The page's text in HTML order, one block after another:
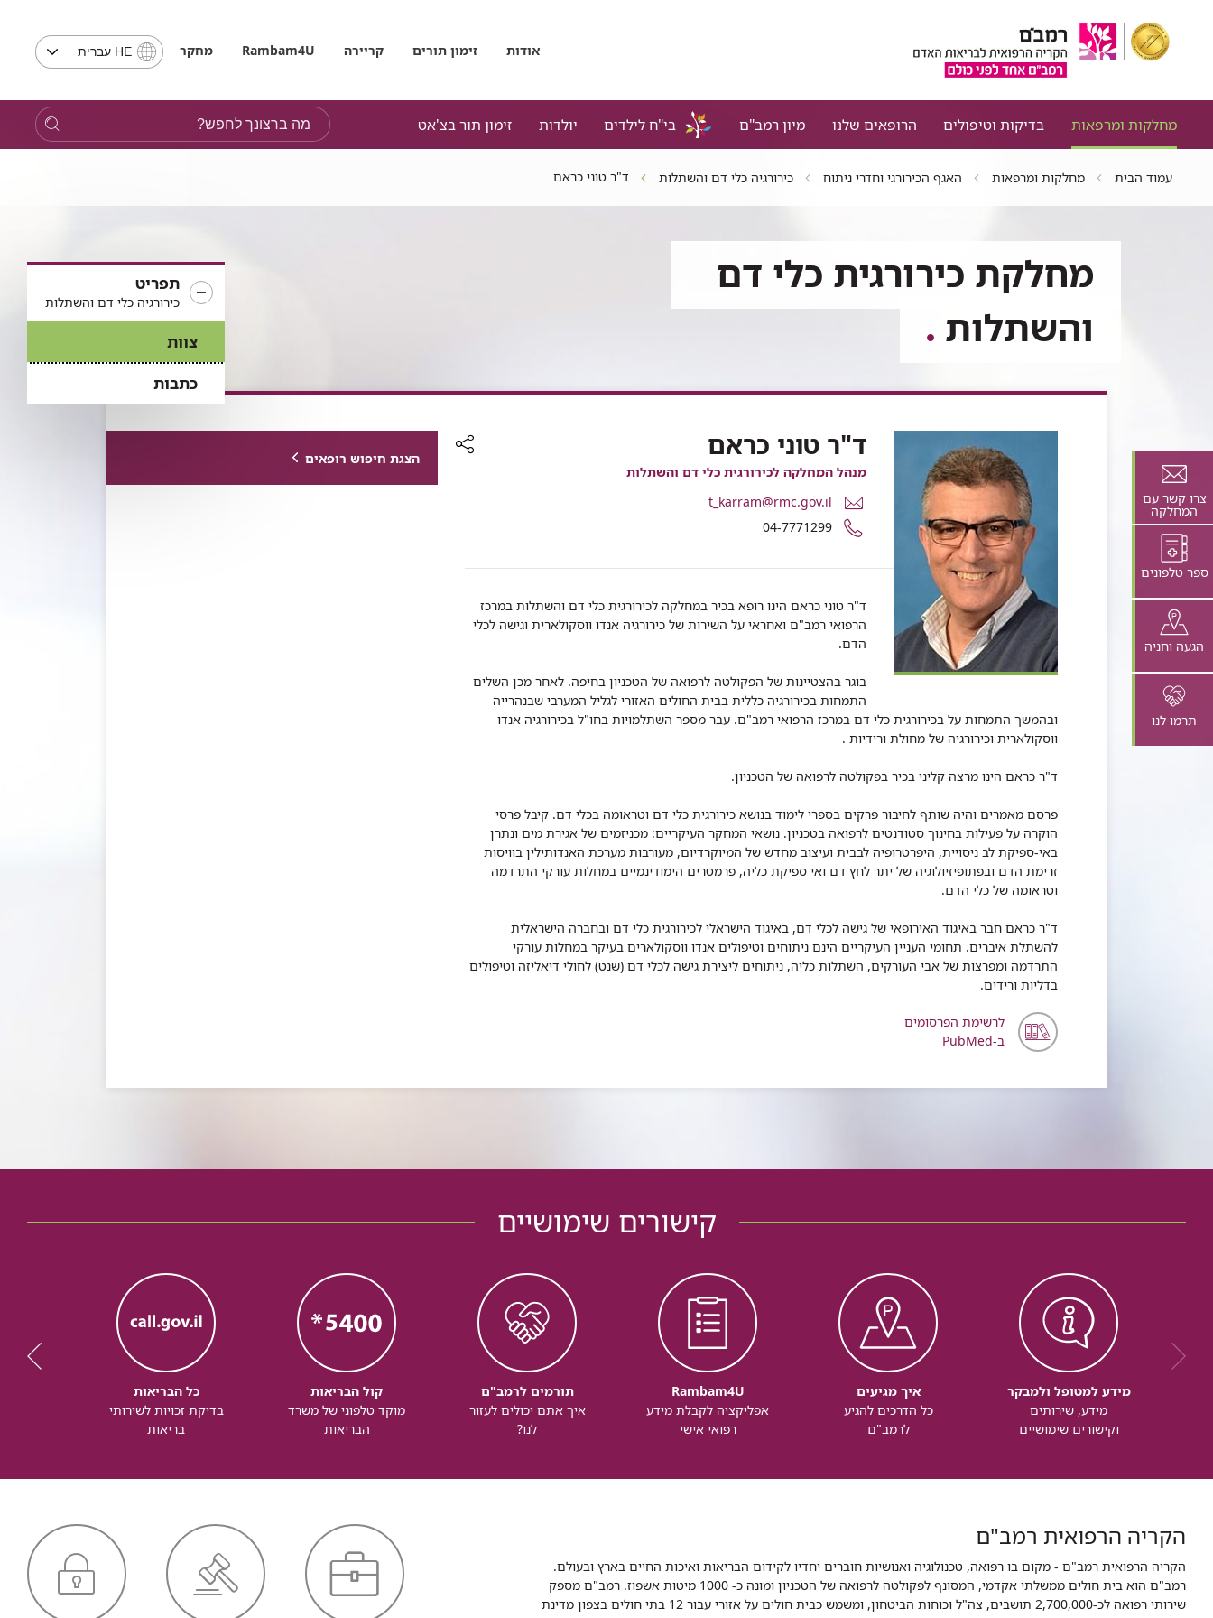
אודות זימון תורים קריירה Rambam4U מחקר
בחירת
שים
לב,
בבחירת
לאתר
HE עברית
מחלקות ומרפאות בדיקות וטיפולים הרופאים שלנו מיון רמב"ם בי"ח לילדים יולדות זימון תור בצ'אט
מה
ברצונך
לחפש?
צרו קשר עם
המחלקה
ספר טלפונים
הגעה וחניה
תרמו לנו
עמוד הבית מחלקות ומרפאות האגף הכירורגי וחדרי ניתוח כירורגיה כלי דם והשתלות ד"ר טוני כראם
תפריט
כירורגיה כלי דם והשתלות
צוות
כתבות
מחלקת כירורגית כלי דם
והשתלות
ד"ר טוני כראם
מנהל המחלקה לכירורגית כלי דם והשתלות
דואר
אלקטרוני
ד"ר
t_karram@rmc.gov.il
מספר
טוני
כראם
04-7771299
ד"ר טוני כראם הינו רופא בכיר במחלקה לכירורגית כלי דם והשתלות במרכז
הרפואי רמב"ם ואחראי על השירות של כירורגיה אנדו ווסקולארית וגישה לכלי
הדם.
בוגר בהצטיינות של הפקולטה לרפואה של הטכניון בחיפה. לאחר מכן השלים
התמחות בכירורגיה כללית בבית החולים האזורי לגליל המערבי שבנהרייה
ובהמשך התמחות על בכירורגית כלי דם במרכז הרפואי רמב"ם. עבר מספר השתלמויות בחו"ל בכירורגיה אנדו
ווסקולארית וכירורגיה של מחולת ורידיות .
ד"ר כראם הינו מרצה קליני בכיר בפקולטה לרפואה של הטכניון.
פרסם מאמרים והיה שותף לחיבור פרקים בספרי לימוד בנושא כירורגית כלי דם וטראומה בכלי דם. קיבל פרסי
הוקרה על פעילות בחינוך סטודנטים לרפואה בטכניון. נושאי המחקר העיקריים: מכניזמים של אגירת מים ונתרן
באי-ספיקת לב ניסויית, היפרטרופיה לבבית ועיצוב מחדש של המיוקרדיום, מעורבות מערכת האנדותילין בוויסות
זרימת הדם ובפתופיזיולוגיה של יתר לחץ דם ואי ספיקת כליה, פרמטרים הימודינמיים במחלות עורקי התרדמה
וטראומה של כלי הדם.
ד"ר כראם חבר באיגוד האירופאי של גישה לכלי דם, באיגוד הישראלי לכירורגית כלי דם ובחברה הישראלית
להשתלת איברים. תחומי העניין העיקריים הינם ניתוחים וטיפולים אנדו ווסקולארים בעיקר במחלות עורקי
התרדמה ומפרצות של אבי העורקים, השתלות כליה, ניתוחים ליצירת גישה לכלי דם (שנט) לחולי דיאליזה וטיפולים
בדליות ורידים.
לרשימת הפרסומים
ב-PubMed
הצגת חיפוש רופאים
קישורים שימושיים
מידע למטופל ולמבקר
מידע, שירותים
וקישורים שימושיים
איך מגיעים
כל הדרכים להגיע
לרמב"ם
Rambam4U
אפליקציה לקבלת מידע
רפואי אישי
תורמים לרמב"ם
איך אתם יכולים לעזור
לנו?
קול הבריאות
מוקד טלפוני של משרד
הבריאות
כל הבריאות
בדיקת זכויות לשירותי
בריאות
הקריה הרפואית רמב"ם
הקריה הרפואית רמב"ם - מקום בו רפואה, טכנולוגיה ואנושיות חוברים יחדיו לקידום הבריאות ואיכות החיים בארץ ובעולם.
רמב"ם הוא בית חולים ממשלתי אקדמי, המסונף לפקולטה לרפואה של הטכניון ומונה כ- 1000 מיטות אשפוז. רמב"ם מספק
שירותי רפואה לכ-2,700,000 תושבים, צה"ל וכוחות הביטחון, ומשמש כבית חולים על אזורי עבור 12 בתי חולים בצפון מדינת